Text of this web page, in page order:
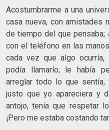
Acostumbrarme a una
casa nueva, con amistades
de tiempo del que pensaba;
con el teléfono en las
cada vez que algo
podía llamarlo; le había
arreglar todo lo que
justo que yo apareciera y
antojo, tenía que respetar
¡Pero me estaba costando